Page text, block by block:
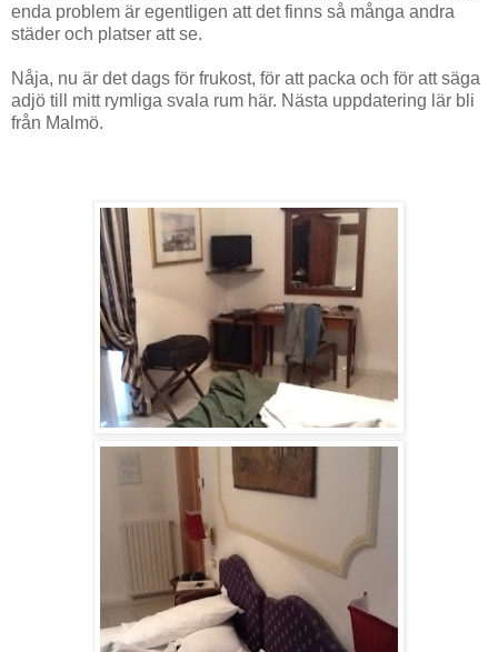
enda problem är egentligen att det finns så många andra
städer och platser att se.
Nåja, nu är det dags för frukost, för att packa och för att säga
adjö till mitt rymliga svala rum här. Nästa uppdatering lär bli
från Malmö.